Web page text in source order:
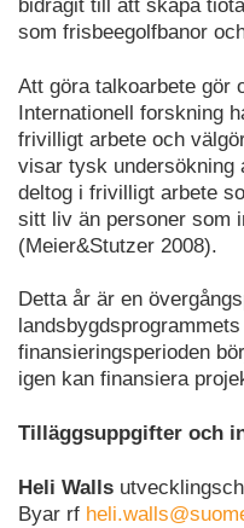
bidragit till att skapa
som frisbeegolfbanor
Att göra talkoarbete gör
Internationell forskning
frivilligt arbete och
visar tysk undersökning
deltog i frivilligt arbete
sitt liv än personer som
(Meier&Stutzer 2008).
Detta år är en
finansieringsperioden
igen kan finansiera
Tilläggsuppgifter och
Heli Walls
Byar rf